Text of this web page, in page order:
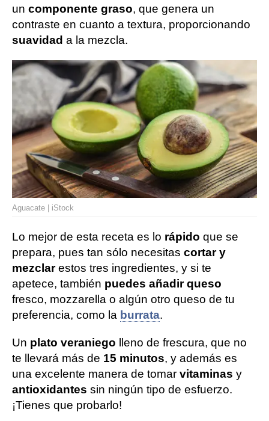
un componente graso, que genera un
contraste en cuanto a textura, proporcionando
suavidad a la mezcla.
Aguacate | iStock
Lo mejor de esta receta es lo rápido que se
prepara, pues tan sólo necesitas cortar y
mezclarestos tres ingredientes, y si te
apetece, también puedes añadir queso
fresco, mozzarella o algún otro queso de tu
preferencia, como la burrata.
Un plato veraniego lleno de frescura, que no
te llevará más de 15 minutos, y además es
una excelente manera de tomar vitaminas y
antioxidantes sin ningún tipo de esfuerzo.
¡Tienes que probarlo!